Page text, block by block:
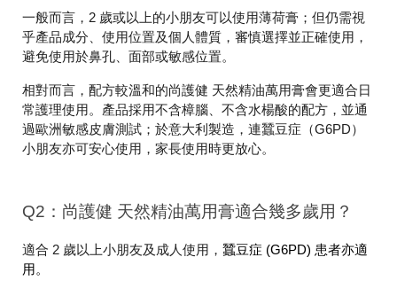
一般而言，2 歲或以上的小朋友可以使用薄荷膏；但仍需視
乎產品成分、使用位置及個人體質，審慎選擇並正確使用，
避免使用於鼻孔、面部或敏感位置。
相對而言，配方較溫和的尚護健 天然精油萬用膏會更適合日
常護理使用。產品採用不含樟腦、不含水楊酸的配方，並通
過歐洲敏感皮膚測試；於意大利製造，連蠶豆症（G6PD）
小朋友亦可安心使用，家長使用時更放心。
Q2：尚護健 天然精油萬用膏適合幾多歲用？
適合 2 歲以上小朋友及成人使用， 蠶豆症 (G6PD) 患者亦適
用。